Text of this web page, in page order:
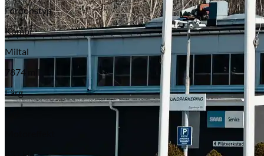
Fordonstyp
Kombi
Miltal
7874 mil
Färg
131 HK